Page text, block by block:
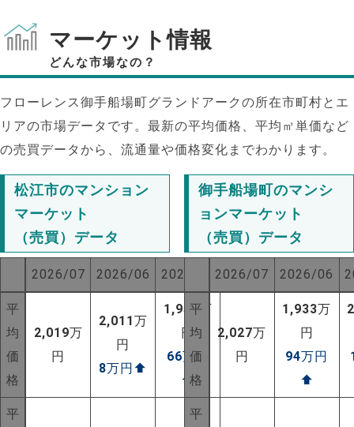
マーケット情報
どんな市場なの？
フローレンス御手船場町グランドアークの所在市町村とエ
リアの市場データです。最新の平均価格、平均㎡単価など
の売買データから、流通量や価格変化までわかります。
松江市のマンション
マーケット
（売買）データ
2026/07 2026/06 2025/07
平
均
価
格
2,019万
円
2,011万
円
8万円 ⬆
1,953万
円
66万円
⬆
平
御手船場町のマンシ
ョンマーケット
（売買）データ
2026/07 2026/06
平
均
価
格
2,027万
円
1,933万
円
94万円
⬆
平